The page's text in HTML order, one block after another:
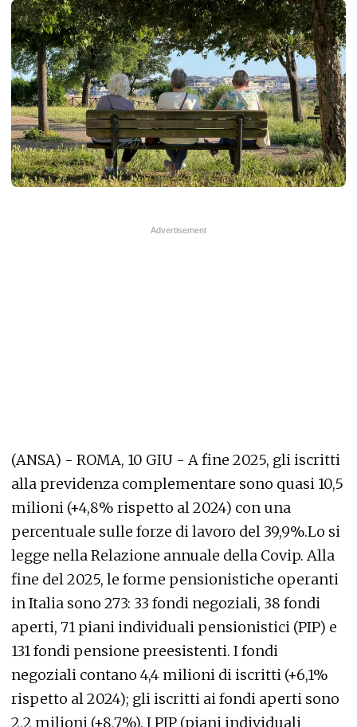
(ANSA) - ROMA, 10 GIU - A fine 2025, gli iscritti
alla previdenza complementare sono quasi 10,5
milioni (+4,8% rispetto al 2024) con una
percentuale sulle forze di lavoro del 39,9%.Lo si
legge nella Relazione annuale della Covip. Alla
fine del 2025, le forme pensionistiche operanti
in Italia sono 273: 33 fondi negoziali, 38 fondi
aperti, 71 piani individuali pensionistici (PIP) e
131 fondi pensione preesistenti. I fondi
negoziali contano 4,4 milioni di iscritti (+6,1%
rispetto al 2024); gli iscritti ai fondi aperti sono
2,2 milioni (+8,7%). I PIP (piani individuali